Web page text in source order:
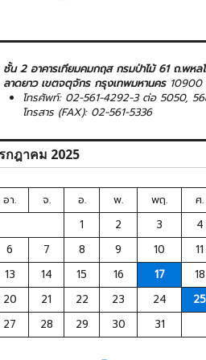
ชั้น 2 อาคารเทียมคมกฤส กรมป่าไม้ 61 ถ.พหล
ลาดยาว เขตจตุจักร กรุงเทพมหานคร 10900
โทรศัพท์: 02-561-4292-3 ต่อ 5050,
โทรสาร (FAX): 02-561-5336
กฎาคม 2025
อา. จ. อ. พ. พฤ. ศ.
1
2 3 4
6
7 8 9 10 11
13
14 15 16 17 18
20
21 22 23 24 25
27
28 29 30 31